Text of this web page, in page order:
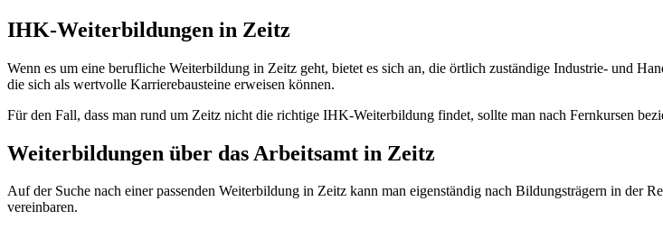
IHK-Weiterbildungen in Zeitz
Wenn es um eine berufliche Weiterbildung in Zeitz geht, bietet es sich an, die örtlich zuständige Industrie- und
die sich als wertvolle Karrierebausteine erweisen können.
Für den Fall, dass man rund um Zeitz nicht die richtige IHK-Weiterbildung findet, sollte man nach Fernkursen
Weiterbildungen über das Arbeitsamt in Zeitz
Auf der Suche nach einer passenden Weiterbildung in Zeitz kann man eigenständig nach Bildungsträgern in der
vereinbaren.